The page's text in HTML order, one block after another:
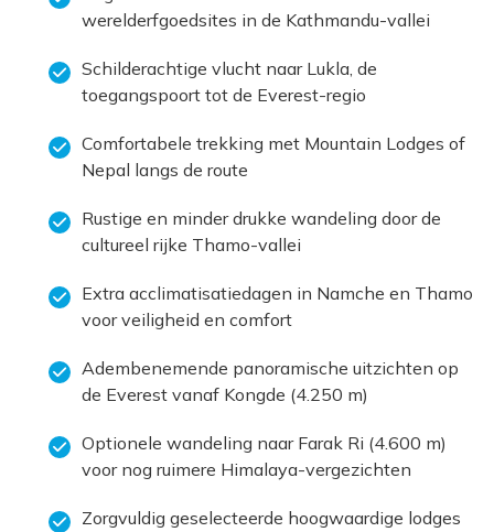
werelderfgoedsites in de Kathmandu-vallei
Schilderachtige vlucht naar Lukla, de
toegangspoort tot de Everest-regio
Comfortabele trekking met Mountain Lodges of
Nepal langs de route
Rustige en minder drukke wandeling door de
cultureel rijke Thamo-vallei
Extra acclimatisatiedagen in Namche en Thamo
voor veiligheid en comfort
Adembenemende panoramische uitzichten op
de Everest vanaf Kongde (4.250 m)
Optionele wandeling naar Farak Ri (4.600 m)
voor nog ruimere Himalaya-vergezichten
Zorgvuldig geselecteerde hoogwaardige lodges